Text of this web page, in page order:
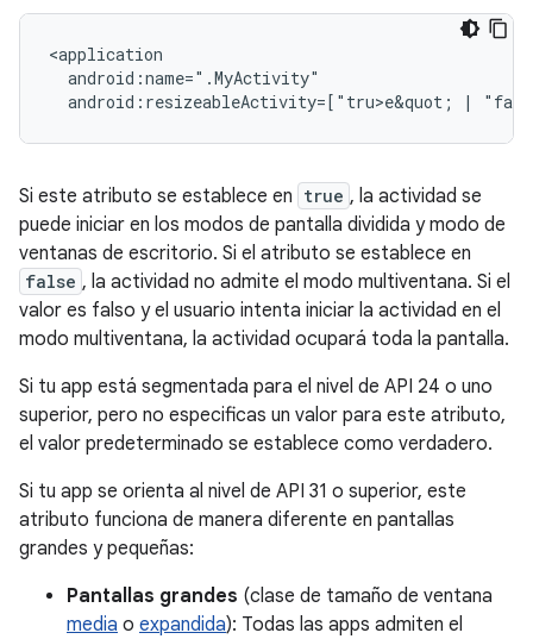
android:resizeableActivity=["tru>e&quot; |
Si este atributo se establece en true , la actividad se
puede iniciar en los modos de pantalla dividida y modo de
ventanas de escritorio. Si el atributo se establece en
false , la actividad no admite el modo multiventana. Si el
valor es falso y el usuario intenta iniciar la actividad en el
modo multiventana, la actividad ocupará toda la pantalla.
Si tu app está segmentada para el nivel de API 24 o uno
superior, pero no especificas un valor para este atributo,
el valor predeterminado se establece como verdadero.
Si tu app se orienta al nivel de API 31 o superior, este
atributo funciona de manera diferente en pantallas
grandes y pequeñas:
Pantallas grandes (clase de tamaño de ventana
media o expandida): Todas las apps admiten el